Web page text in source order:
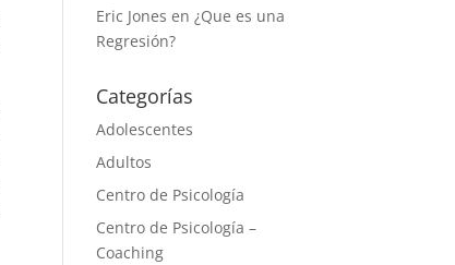
Eric Jones en¿Que es una
Regresión?
Categorías
Adolescentes
Adultos
Centro de Psicología
Centro de Psicología –
Coaching